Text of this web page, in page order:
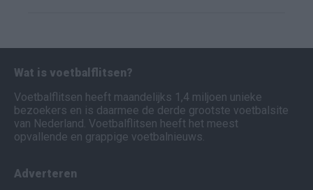
Wat is voetbalflitsen?
Voetbalflitsen heeft maandelijks 1,4 miljoen unieke
bezoekers en is daarmee de derde grootste voetbalsite
van Nederland. Voetbalflitsen heeft het meest
opvallende en grappige voetbalnieuws.
Adverteren